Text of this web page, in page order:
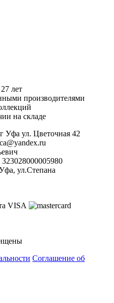
лет
производителями
на складе
Уфа ул. Цветочная 42
ул.Степана
Соглашение об